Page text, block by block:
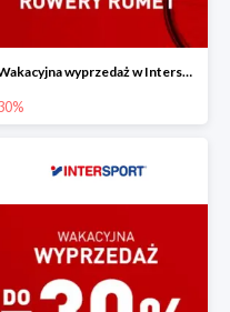
Wakacyjna wyprzedaż w Intersport - rowery Romet do -30%